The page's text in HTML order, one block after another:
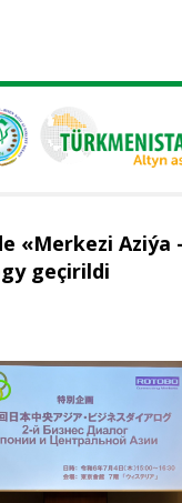
«Merkezi Aziýa
geçirildi